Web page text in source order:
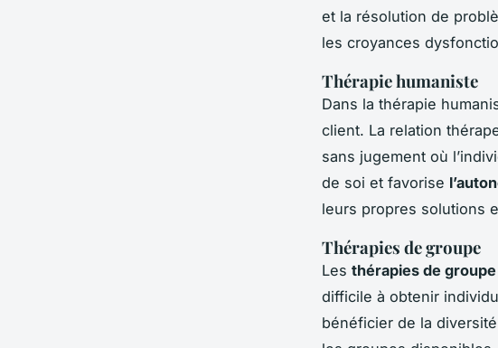
et la résolution de
les croyances
Thérapie humaniste
Dans la thérapie
client. La relation
sans jugement où
de soi et favorise
leurs propres solutions
Thérapies de groupe
Les thérapies de groupe
difficile à obtenir
bénéficier de la